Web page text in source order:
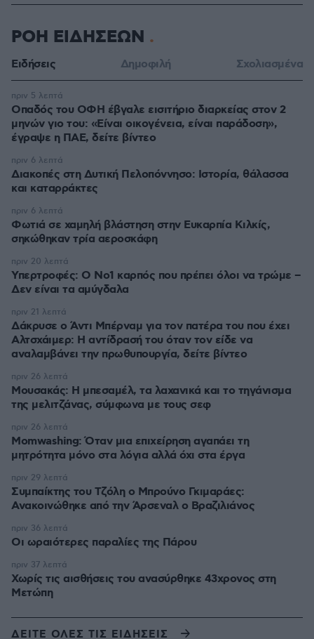
ΡΟΗ ΕΙΔΗΣΕΩΝ
Ειδήσεις Δημοφιλή Σχολιασμένα
Οπαδός του ΟΦΗ έβγαλε εισιτήριο διαρκείας στον 2
μηνών γιο του: «Είναι οικογένεια, είναι παράδοση»,
έγραψε η ΠΑΕ, δείτε βίντεο
πριν 5 λεπτά
Διακοπές στη Δυτική Πελοπόννησο: Ιστορία, θάλασσα
και καταρράκτες
πριν 6 λεπτά
Φωτιά σε χαμηλή βλάστηση στην Ευκαρπία Κιλκίς,
σηκώθηκαν τρία αεροσκάφη
πριν 6 λεπτά
Υπερτροφές: Ο Νο1 καρπός που πρέπει όλοι να τρώμε –
Δεν είναι τα αμύγδαλα
πριν 20 λεπτά
Δάκρυσε ο Άντι Μπέρναμ για τον πατέρα του που έχει
Αλτσχάιμερ: Η αντίδρασή του όταν τον είδε να
αναλαμβάνει την πρωθυπουργία, δείτε βίντεο
πριν 21 λεπτά
Μουσακάς: Η μπεσαμέλ, τα λαχανικά και το τηγάνισμα
της μελιτζάνας, σύμφωνα με τους σεφ
πριν 26 λεπτά
Momwashing: Όταν μια επιχείρηση αγαπάει τη
μητρότητα μόνο στα λόγια αλλά όχι στα έργα
πριν 26 λεπτά
Συμπαίκτης του Τζόλη ο Μπρούνο Γκιμαράες:
Ανακοινώθηκε από την Άρσεναλ ο Βραζιλιάνος
πριν 29 λεπτά
Οι ωραιότερες παραλίες της Πάρου
πριν 36 λεπτά
Χωρίς τις αισθήσεις του ανασύρθηκε 43χρονος στη
Μετώπη
πριν 37 λεπτά
ΔΕΙΤΕ ΟΛΕΣ ΤΙΣ ΕΙΔΗΣΕΙΣ